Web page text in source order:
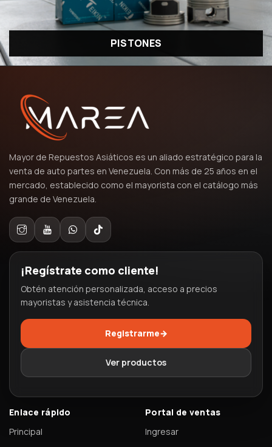
PISTONES
Mayor de Repuestos Asiáticos es un aliado estratégico para la
venta de auto partes en Venezuela. Con más de 25 años en el
mercado, establecido como el mayorista con el catálogo más
grande de Venezuela.
¡Regístrate como cliente!
Obtén atención personalizada, acceso a precios
mayoristas y asistencia técnica.
Registrarme→
Ver productos
Enlace rápido
Principal
Portal de ventas
Ingresar